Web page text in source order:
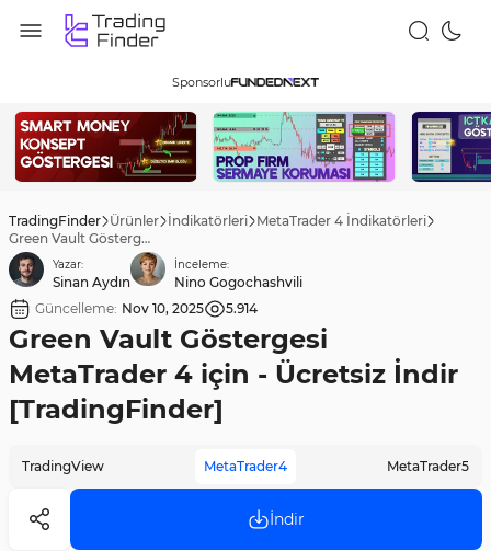
Sponsorlu
TradingFinder Ürünler İndikatörleri MetaTrader 4 İndikatörleri
Green Vault Göstergesi MetaTrader 4 için - Ücretsiz İndir [TradingFinder]
Yazar:
Sinan Aydın
İnceleme:
Nino Gogochashvili
Güncelleme: Nov 10, 2025 5.914
Green Vault Göstergesi
MetaTrader 4 için - Ücretsiz İndir
[TradingFinder]
TradingView MetaTrader4 MetaTrader5
İndir